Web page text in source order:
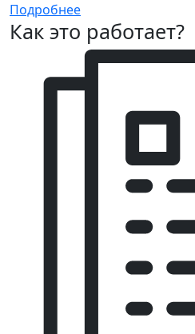
Подробнее
Как это работает?